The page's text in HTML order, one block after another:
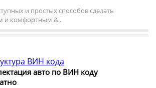
и простых способов сделать
и комфортным &...
авто по ВИН коду